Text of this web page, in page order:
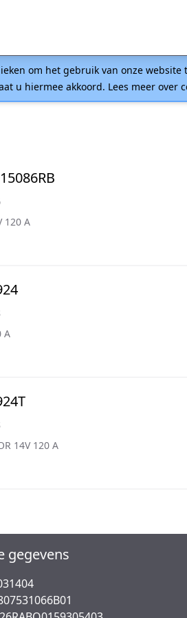
om het gebruik van onze
u hiermee akkoord. Lees meer over
120 A
A
14V 120 A
gegevens